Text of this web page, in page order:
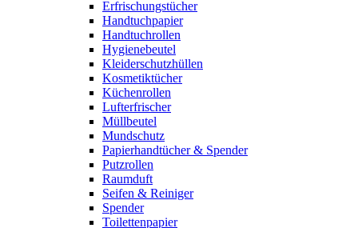
Erfrischungstücher
Handtuchpapier
Handtuchrollen
Hygienebeutel
Kleiderschutzhüllen
Kosmetiktücher
Küchenrollen
Lufterfrischer
Müllbeutel
Mundschutz
Papierhandtücher & Spender
Putzrollen
Raumduft
Seifen & Reiniger
Spender
Toilettenpapier